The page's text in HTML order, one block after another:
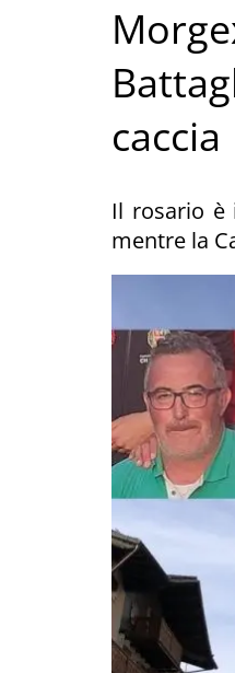
caccia
Il rosario è
mentre la